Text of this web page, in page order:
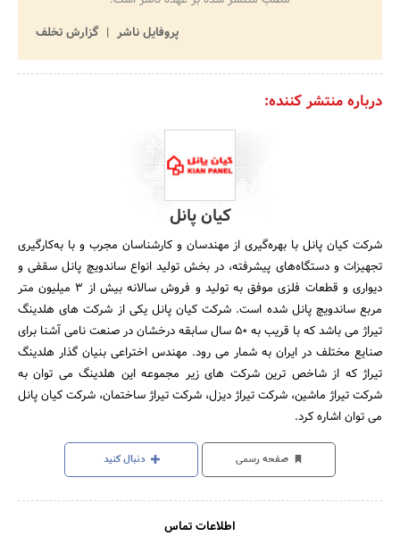
پروفایل ناشر
گزارش تخلف
درباره منتشر کننده:
کیان پانل
شرکت کیان پانل با بهره‌گیری از مهندسان و کارشناسان مجرب و با به‌کارگیری
تجهیزات و دستگاه‌های پیشرفته، در بخش تولید انواع ساندویچ پانل سقفی و
دیواری و قطعات فلزی موفق به تولید و فروش سالانه بیش از 3 میلیون متر
مربع ساندویچ پانل شده است. شرکت کیان پانل یکی از شرکت های هلدینگ
تیراژ می باشد که با قریب به 50 سال سابقه درخشان در صنعت نامی آشنا برای
صنایع مختلف در ایران به شمار می رود. مهندس اختراعی بنیان گذار هلدینگ
تیراژ که از شاخص ترین شرکت های زیر مجموعه این هلدینگ می توان به
شرکت تیراژ ماشین، شرکت تیراژ دیزل، شرکت تیراژ ساختمان، شرکت کیان پانل
می توان اشاره کرد.
صفحه رسمی دنبال کنید
اطلاعات تماس